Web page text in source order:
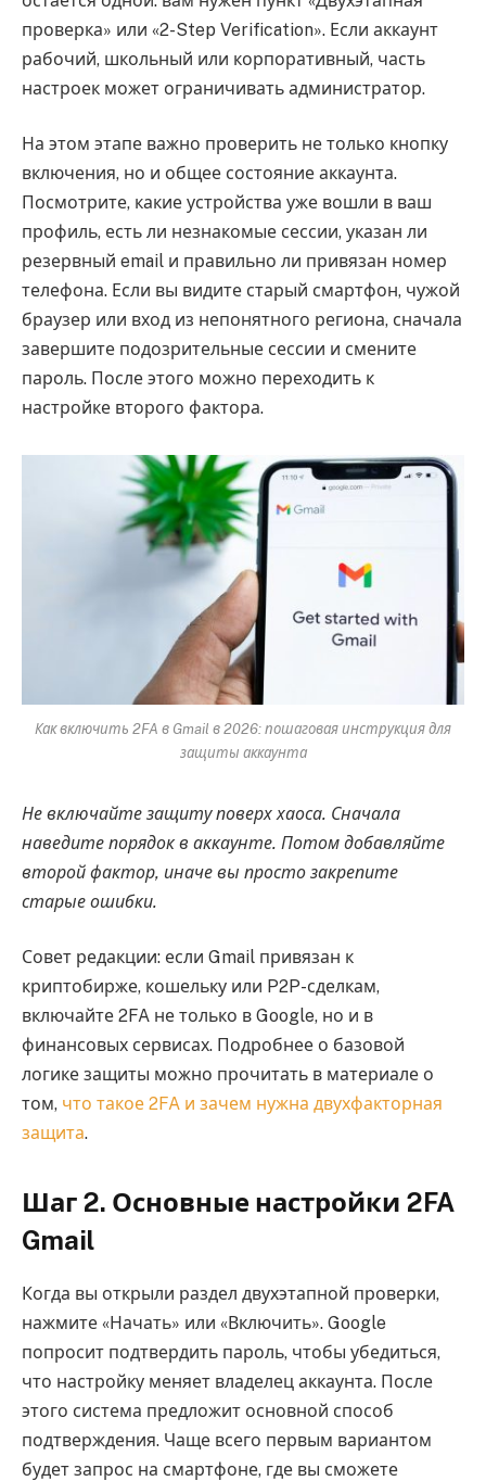
проверка» или «2-Step Verification». Если аккаунт
рабочий, школьный или корпоративный, часть
настроек может ограничивать администратор.
На этом этапе важно проверить не только кнопку
включения, но и общее состояние аккаунта.
Посмотрите, какие устройства уже вошли в ваш
профиль, есть ли незнакомые сессии, указан ли
резервный email и правильно ли привязан номер
телефона. Если вы видите старый смартфон, чужой
браузер или вход из непонятного региона, сначала
завершите подозрительные сессии и смените
пароль. После этого можно переходить к
настройке второго фактора.
Как включить 2FA в Gmail в 2026: пошаговая инструкция для
защиты аккаунта
Не включайте защиту поверх хаоса. Сначала
наведите порядок в аккаунте. Потом добавляйте
второй фактор, иначе вы просто закрепите
старые ошибки.
Совет редакции: если Gmail привязан к
криптобирже, кошельку или P2P-сделкам,
включайте 2FA не только в Google, но и в
финансовых сервисах. Подробнее о базовой
логике защиты можно прочитать в материале о
том, что такое 2FA и зачем нужна двухфакторная
защита.
Шаг 2. Основные настройки 2FA
Gmail
Когда вы открыли раздел двухэтапной проверки,
нажмите «Начать» или «Включить». Google
попросит подтвердить пароль, чтобы убедиться,
что настройку меняет владелец аккаунта. После
этого система предложит основной способ
подтверждения. Чаще всего первым вариантом
будет запрос на смартфоне, где вы сможете